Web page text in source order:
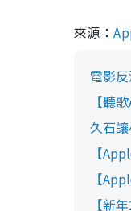
來源：
電影
【聽
久石
【
【
【新